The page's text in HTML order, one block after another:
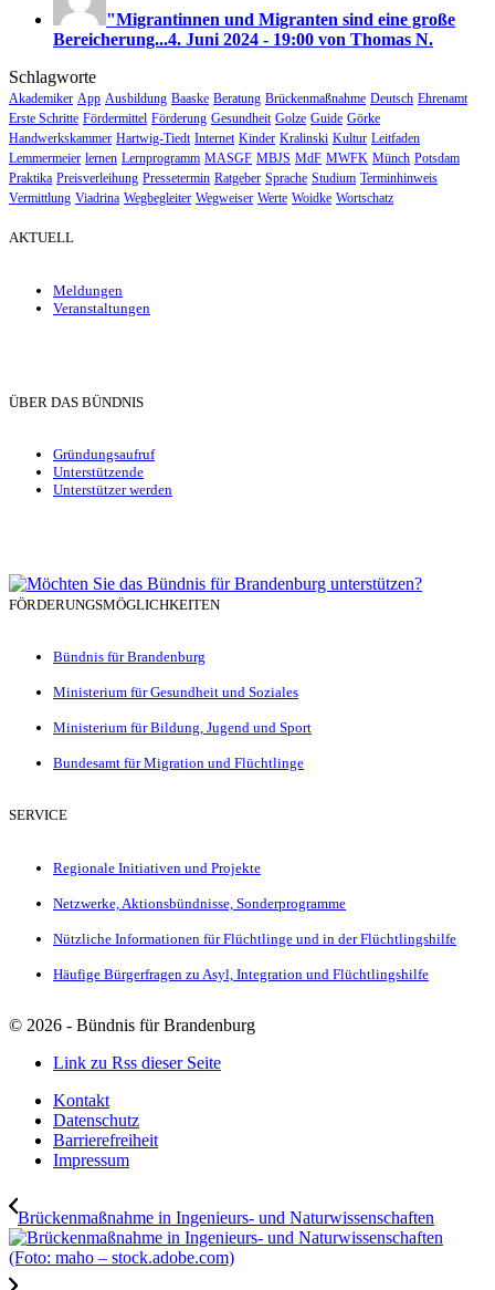
"Migrantinnen und Migranten sind eine große
Bereicherung...4. Juni 2024 - 19:00 von Thomas N.
Schlagworte
Akademiker App Ausbildung Baaske Beratung Brückenmaßnahme Deutsch Ehrenamt
Erste Schritte Fördermittel Förderung Gesundheit Golze Guide Görke
Handwerkskammer Hartwig-Tiedt Internet Kinder Kralinski Kultur Leitfaden
Lemmermeier lernen Lernprogramm MASGF MBJS MdF MWFK Münch Potsdam
Praktika Preisverleihung Pressetermin Ratgeber Sprache Studium Terminhinweis
Vermittlung Viadrina Wegbegleiter Wegweiser Werte Woidke Wortschatz
AKTUELL
Meldungen
Veranstaltungen
ÜBER DAS BÜNDNIS
Gründungsaufruf
Unterstützende
Unterstützer werden
FÖRDERUNGSMÖGLICHKEITEN
Bündnis für Brandenburg
Ministerium für Gesundheit und Soziales
Ministerium für Bildung, Jugend und Sport
Bundesamt für Migration und Flüchtlinge
SERVICE
Regionale Initiativen und Projekte
Netzwerke, Aktionsbündnisse, Sonderprogramme
Nützliche Informationen für Flüchtlinge und in der Flüchtlingshilfe
Häufige Bürgerfragen zu Asyl, Integration und Flüchtlingshilfe
© 2026 - Bündnis für Brandenburg
Link zu Rss dieser Seite
Kontakt
Datenschutz
Barrierefreiheit
Impressum
Brückenmaßnahme in Ingenieurs- und Naturwissenschaften